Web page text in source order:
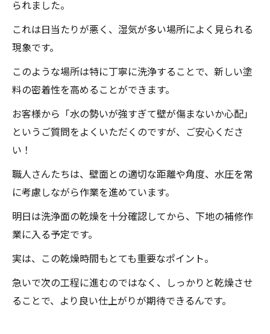
られました。
これは日当たりが悪く、湿気が多い場所によく見られる
現象です。
このような場所は特に丁寧に洗浄することで、新しい塗
料の密着性を高めることができます。
お客様から「水の勢いが強すぎて壁が傷まないか心配」
というご質問をよくいただくのですが、ご安心くださ
い！
職人さんたちは、壁面との適切な距離や角度、水圧を常
に考慮しながら作業を進めています。
明日は洗浄面の乾燥を十分確認してから、下地の補修作
業に入る予定です。
実は、この乾燥時間もとても重要なポイント。
急いで次の工程に進むのではなく、しっかりと乾燥させ
ることで、より良い仕上がりが期待できるんです。